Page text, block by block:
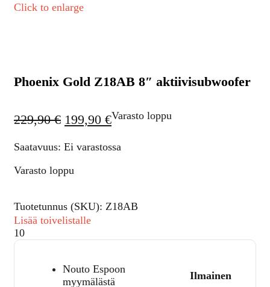
Click to enlarge
Phoenix Gold Z18AB 8″ aktiivisubwoofer
229,90€ 199,90 €Varasto loppu
Saatavuus: Ei varastossa
Varasto loppu
Tuotetunnus (SKU): Z18AB
Lisää toivelistalle
10
Nouto Espoon
myymälästä
Ilmainen